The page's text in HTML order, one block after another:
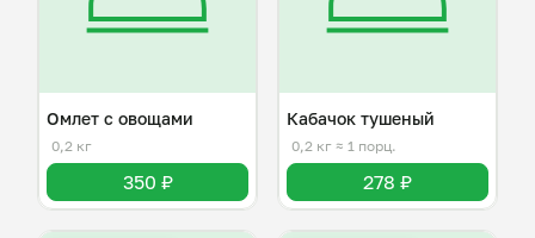
Омлет с овощами
0,2 кг
350 ₽
Кабачок тушеный
0,2 кг ≈ 1 порц.
278 ₽